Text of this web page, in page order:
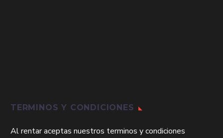
TERMINOS Y CONDICIONES
Al rentar aceptas nuestros terminos y condiciones